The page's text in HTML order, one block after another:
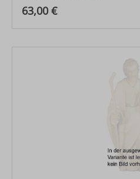
Regulärer Preis:
63,00 €